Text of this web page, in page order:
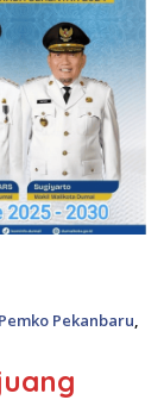
Pemko Pekanbaru